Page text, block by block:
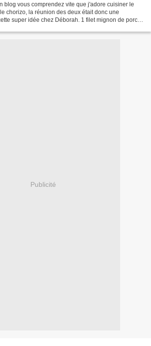
blog vous comprendez vite que j'adore cuisiner le
chorizo, la réunion des deux était donc une
super idée chez Déborah. 1 filet mignon de porc
Publicité